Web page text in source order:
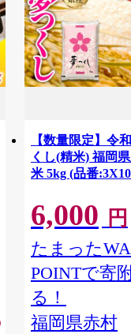
【数量限定】令
くし(精米) 福岡
米 5kg (品番
6,000 円
たまった
POINTで寄
る！
福岡県赤村